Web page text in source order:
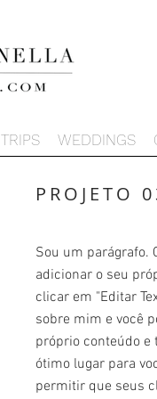
TRIPS WEDDINGS
PROJETO
Sou um parágrafo.
adicionar o seu
clicar em "Editar
sobre mim e você
próprio conteúdo e
ótimo lugar para
permitir que seus